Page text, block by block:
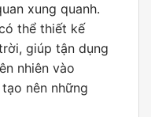
xung quanh.
thể thiết kế
giúp tận dụng
nhiên vào
nên những